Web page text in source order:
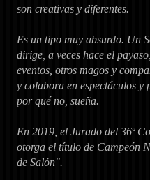
son creativas y diferentes.
Es un tipo muy absurdo. Un
dirige, a veces hace el
eventos, otros magos y
y colabora en espectáculos y
por qué no, sueña.
En 2019, el Jurado del 36ª
otorga el título de Campeón
de Salón".